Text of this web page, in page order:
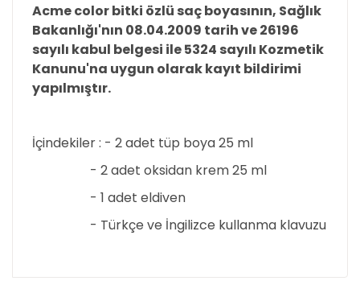
Acme color bitki özlü saç boyasının, Sağlık
Bakanlığı'nın 08.04.2009 tarih ve 26196
sayılı kabul belgesi ile 5324 sayılı Kozmetik
Kanunu'na uygun olarak kayıt bildirimi
yapılmıştır.
İçindekiler : - 2 adet tüp boya 25 ml
- 2 adet oksidan krem 25 ml
- 1 adet eldiven
- Türkçe ve İngilizce kullanma klavuzu
Bu ürünün fiyat bilgisi, resim, ürün açıklamalarında